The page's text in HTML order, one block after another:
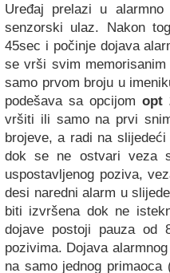
Uređaj prelazi u
senzorski ulaz. Nakon
45sec i počinje dojava
se vrši svim
samo prvom broju u
podešava sa opcijomopt
vršiti ili samo na prvi
brojeve, a radi na
dok se ne ostvari veza
uspostavljenog poziva,
desi naredni alarm u
biti izvršena dok ne
dojave postoji pauza od
pozivima. Dojava
na samo jednog